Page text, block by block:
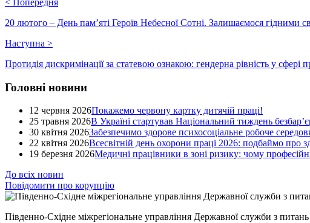
20 лютого – День пам’яті Героїв Небесної Сотні. Залишаємося гідними
Наступна >
Протидія дискримінації за статевою ознакою: гендерна рівність у сфері
Головні новини
12 червня 2026Покажемо червону картку дитячій праці!
25 травня 2026В Україні стартував Національний тиждень
30 квітня 2026Забезпечимо здорове психосоціальне робоче
22 квітня 2026Всесвітній день охорони праці 2026: подбаймо про
19 березня 2026Медичні працівники в зоні ризику: чому
До всіх новин
Повідомити про корупцію
Південно-Східне міжрегіональне управління Державної служби з питань